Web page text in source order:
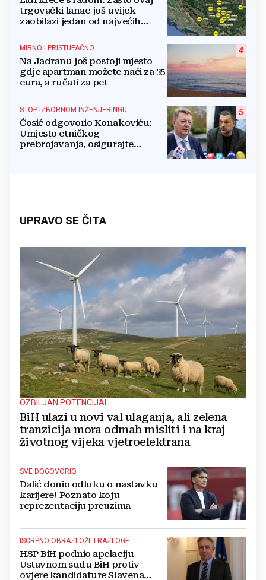
trgovački lanac još uvijek
zaobilazi jedan od najvećih
4
MIRNO I PRISTUPAČNO
Na Jadranu još postoji mjesto
gdje apartman možete naći za 35
eura, a ručati za pet
5
STOP IZBORNOM INŽENJERINGU
Ćosić odgovorio Konakoviću:
Umjesto etničkog
prebrojavanja, osigurajte
UPRAVO SE ČITA
OZBILJAN POTENCIJAL
BiH ulazi u novi val ulaganja, ali zelena
tranzicija mora odmah misliti i na kraj
životnog vijeka vjetroelektrana
SVE DOGOVORIO
Dalić donio odluku o nastavku
karijere! Poznato koju
reprezentaciju preuzima
ISCRPNO OBRAZLOŽILI RAZLOGE
HSP BiH podnio apelaciju
Ustavnom sudu BiH protiv
ovjere kandidature Slavena